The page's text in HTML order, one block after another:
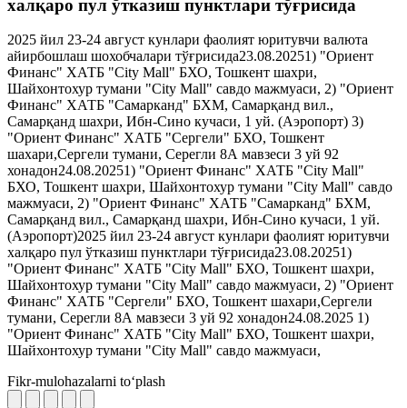
халқаро пул ўтказиш пунктлари тўғрисида
2025 йил 23-24 август кунлари фаолият юритувчи валюта
айирбошлаш шохобчалари тўғрисида23.08.20251) "Ориент
Финанс" ХАТБ "City Mall" БХО, Тошкент шахри,
Шайхонтохур тумани "City Mall" савдо мажмуаси, 2) "Ориент
Финанс" ХАТБ "Самарканд" БХМ, Самарқанд вил.,
Самарқанд шахри, Ибн-Сино кучаси, 1 уй. (Аэропорт) 3)
"Ориент Финанс" ХАТБ "Сергели" БХО, Тошкент
шахари,Сергели тумани, Серегли 8А мавзеси 3 уй 92
хонадон24.08.20251) "Ориент Финанс" ХАТБ "City Mall"
БХО, Тошкент шахри, Шайхонтохур тумани "City Mall" савдо
мажмуаси, 2) "Ориент Финанс" ХАТБ "Самарканд" БХМ,
Самарқанд вил., Самарқанд шахри, Ибн-Сино кучаси, 1 уй.
(Аэропорт)2025 йил 23-24 август кунлари фаолият юритувчи
халқаро пул ўтказиш пунктлари тўғрисида23.08.20251)
"Ориент Финанс" ХАТБ "City Mall" БХО, Тошкент шахри,
Шайхонтохур тумани "City Mall" савдо мажмуаси, 2) "Ориент
Финанс" ХАТБ "Сергели" БХО, Тошкент шахари,Сергели
тумани, Серегли 8А мавзеси 3 уй 92 хонадон24.08.2025 1)
"Ориент Финанс" ХАТБ "City Mall" БХО, Тошкент шахри,
Шайхонтохур тумани "City Mall" савдо мажмуаси,
Fikr-mulohazalarni to‘plash